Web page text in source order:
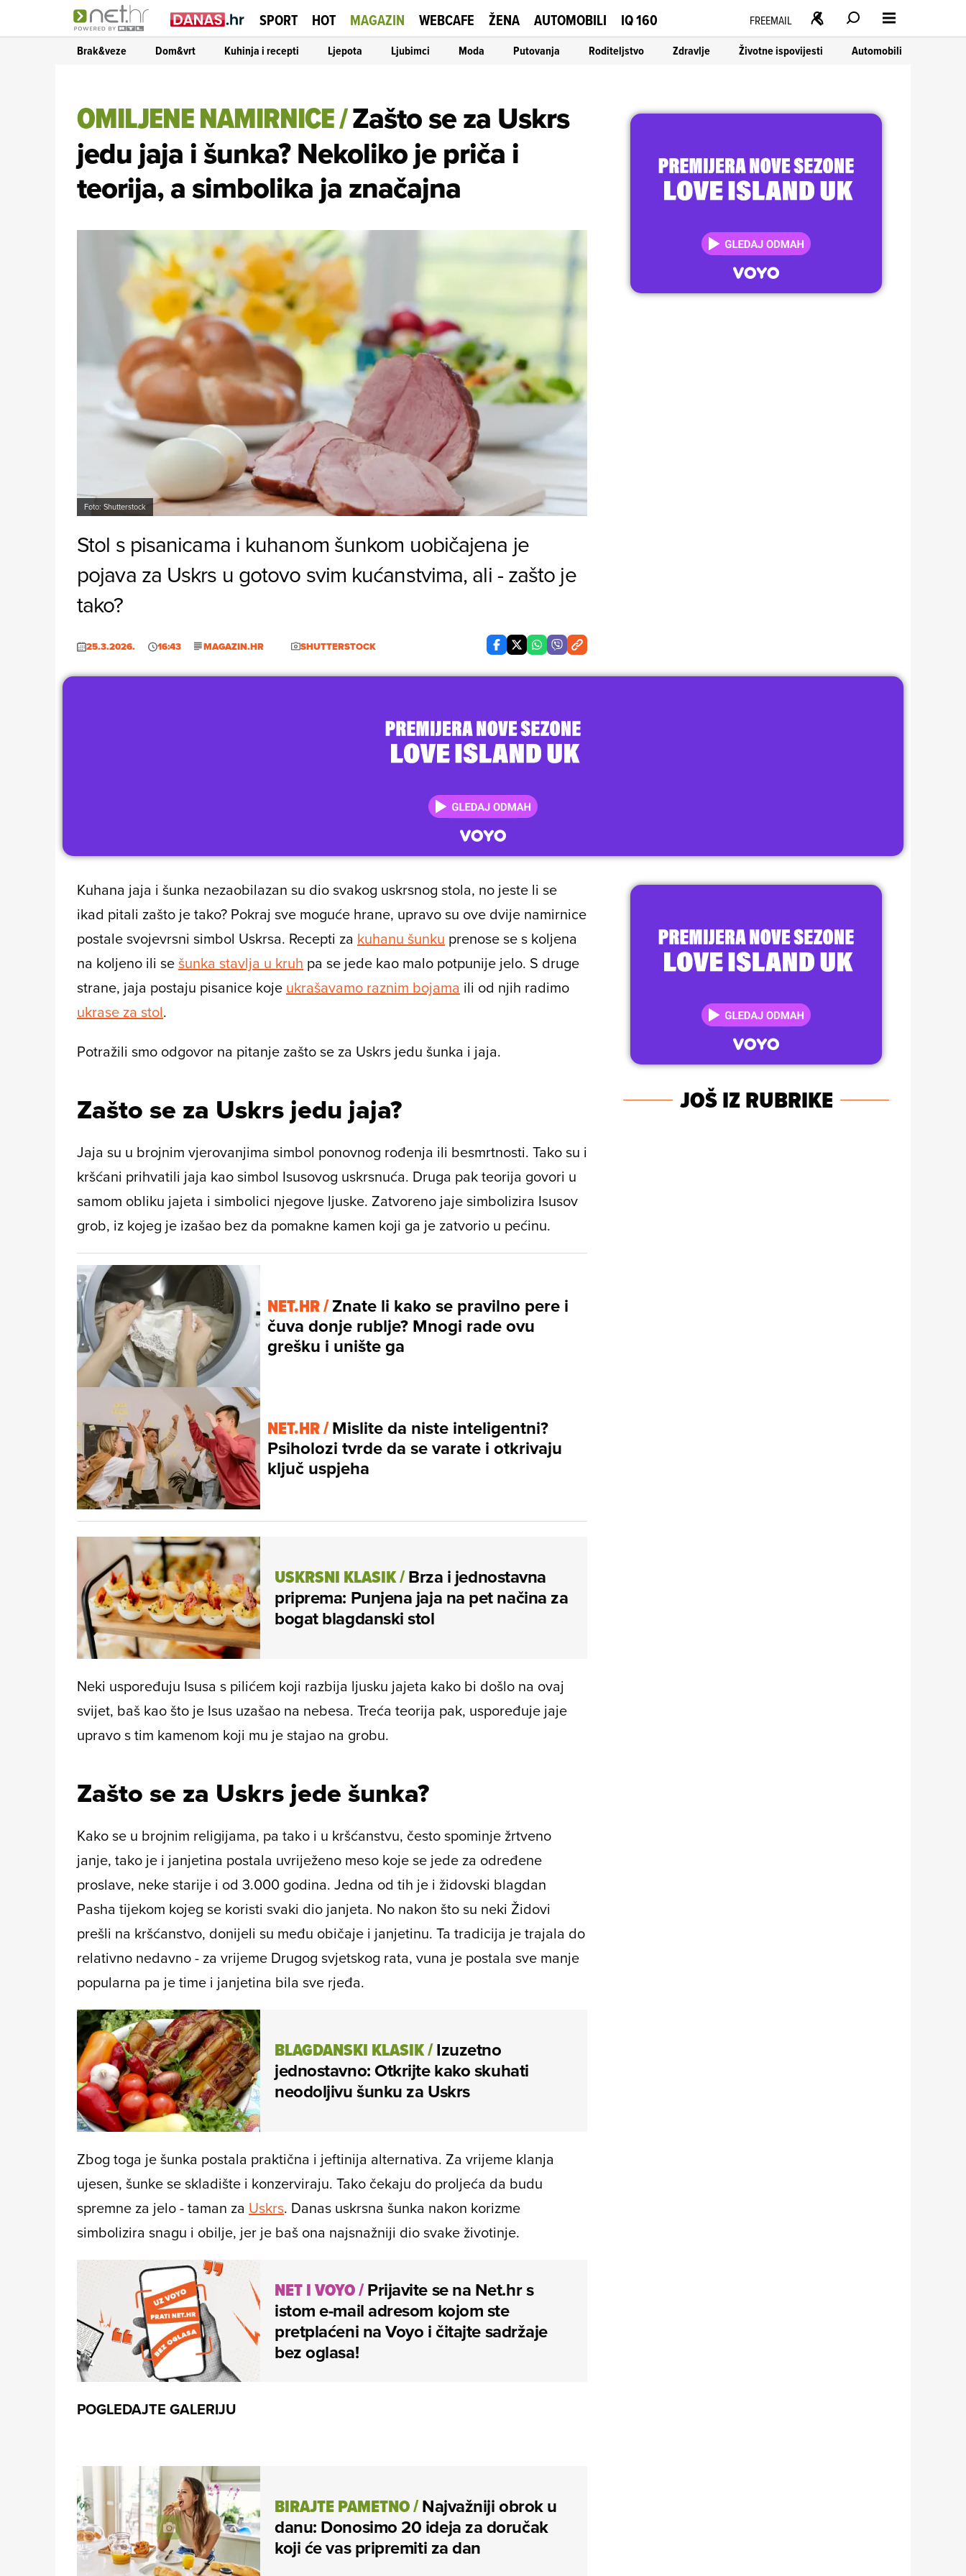
SPORT HOT MAGAZIN WEBCAFE ŽENA AUTOMOBILI IQ 160 FREEMAIL
Brak&veze Dom&vrt Kuhinja i recepti Ljepota Ljubimci Moda Putovanja Roditeljstvo Zdravlje Životne ispovijesti Automobili
OMILJENE NAMIRNICE/Zašto se za Uskrs
jedu jaja i šunka? Nekoliko je priča i
teorija, a simbolika ja značajna
Foto: Shutterstock
Stol s pisanicama i kuhanom šunkom uobičajena je
pojava za Uskrs u gotovo svim kućanstvima, ali - zašto je
tako?
25.3.2026. 16:43 MAGAZIN.HR SHUTTERSTOCK
Kuhana jaja i šunka nezaobilazan su dio svakog uskrsnog stola, no jeste li se
ikad pitali zašto je tako? Pokraj sve moguće hrane, upravo su ove dvije namirnice
postale svojevrsni simbol Uskrsa. Recepti za kuhanu šunku prenose se s koljena
na koljeno ili sešunka stavlja u kruh pa se jede kao malo potpunije jelo. S druge
strane, jaja postaju pisanice koje ukrašavamo raznim bojama ili od njih radimo
ukrase za stol.
Potražili smo odgovor na pitanje zašto se za Uskrs jedu šunka i jaja.
Zašto se za Uskrs jedu jaja?
Jaja su u brojnim vjerovanjima simbol ponovnog rođenja ili besmrtnosti. Tako su i
kršćani prihvatili jaja kao simbol Isusovog uskrsnuća. Druga pak teorija govori u
samom obliku jajeta i simbolici njegove ljuske. Zatvoreno jaje simbolizira Isusov
grob, iz kojeg je izašao bez da pomakne kamen koji ga je zatvorio u pećinu.
NET.HR /Znate li kako se pravilno pere i
čuva donje rublje? Mnogi rade ovu
grešku i unište ga
NET.HR /Mislite da niste inteligentni?
Psiholozi tvrde da se varate i otkrivaju
ključ uspjeha
USKRSNI KLASIK/Brza i jednostavna
priprema: Punjena jaja na pet načina za
bogat blagdanski stol
Neki uspoređuju Isusa s pilićem koji razbija ljusku jajeta kako bi došlo na ovaj
svijet, baš kao što je Isus uzašao na nebesa. Treća teorija pak, uspoređuje jaje
upravo s tim kamenom koji mu je stajao na grobu.
Zašto se za Uskrs jede šunka?
Kako se u brojnim religijama, pa tako i u kršćanstvu, često spominje žrtveno
janje, tako je i janjetina postala uvriježeno meso koje se jede za određene
proslave, neke starije i od 3.000 godina. Jedna od tih je i židovski blagdan
Pasha tijekom kojeg se koristi svaki dio janjeta. No nakon što su neki Židovi
prešli na kršćanstvo, donijeli su među običaje i janjetinu. Ta tradicija je trajala do
relativno nedavno - za vrijeme Drugog svjetskog rata, vuna je postala sve manje
popularna pa je time i janjetina bila sve rjeđa.
BLAGDANSKI KLASIK/Izuzetno
jednostavno: Otkrijte kako skuhati
neodoljivu šunku za Uskrs
Zbog toga je šunka postala praktična i jeftinija alternativa. Za vrijeme klanja
ujesen, šunke se skladište i konzerviraju. Tako čekaju do proljeća da budu
spremne za jelo - taman za Uskrs. Danas uskrsna šunka nakon korizme
simbolizira snagu i obilje, jer je baš ona najsnažniji dio svake životinje.
NET I VOYO/Prijavite se na Net.hr s
istom e-mail adresom kojom ste
pretplaćeni na Voyo i čitajte sadržaje
bez oglasa!
POGLEDAJTE GALERIJU
BIRAJTE PAMETNO/Najvažniji obrok u
danu: Donosimo 20 ideja za doručak
koji će vas pripremiti za dan
JOŠ IZ RUBRIKE